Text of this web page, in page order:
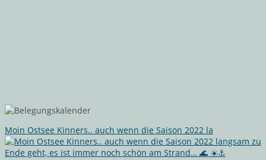
Moin Ostsee Kinners.. auch wenn die Saison 2022 la